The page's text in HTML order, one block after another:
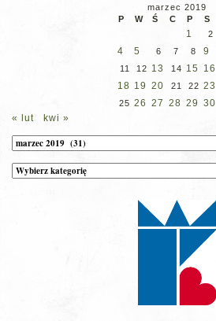
marzec 2019
P
W Ś C P S
1 2
4
5 6 7 8 9
11
12 13 14 15 16
18 19 20 21 22 23
25 26 27 28 29 30
« lut
kwi »
Archiwum
Kategorie
wpisów